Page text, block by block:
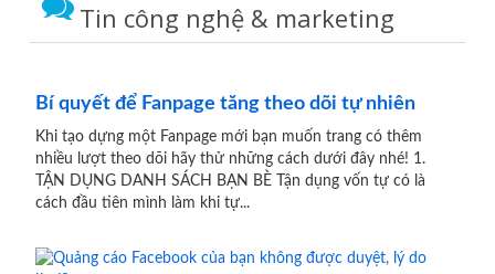
Tin công nghệ & marketing
Bí quyết để Fanpage tăng theo dõi tự nhiên
Khi tạo dựng một Fanpage mới bạn muốn trang có thêm
nhiều lượt theo dõi hãy thử những cách dưới đây nhé! 1.
TẬN DỤNG DANH SÁCH BẠN BÈ Tận dụng vốn tự có là
cách đầu tiên mình làm khi tự...